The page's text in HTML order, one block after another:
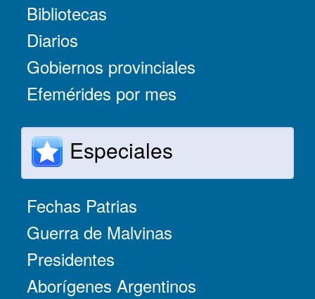
Bibliotecas
Diarios
Gobiernos provinciales
Efemérides por mes
Especiales
Fechas Patrias
Guerra de Malvinas
Presidentes
Aborígenes Argentinos